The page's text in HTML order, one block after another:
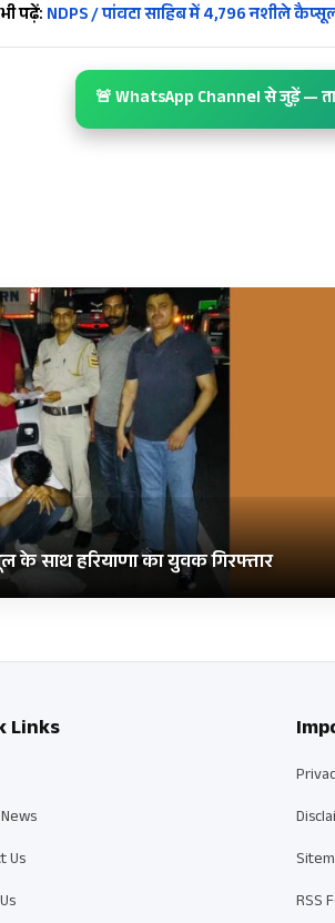
पढ़ें: NDPS / पांवटा साहिब में 4,796 नशीले
🚨 WhatsApp Channel से जुड़ें —
के साथ हरियाणा का युवक गिरफ्तार
Links
Us
RSS